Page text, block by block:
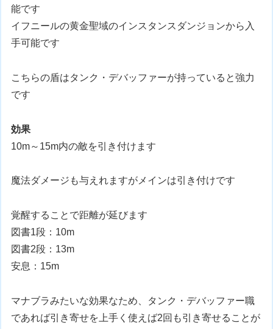
能です
イフニールの黄金聖域のインスタンスダンジョンから入
手可能です
こちらの盾はタンク・デバッファーが持っていると強力
です
効果
10m～15m内の敵を引き付けます
魔法ダメージも与えれますがメインは引き付けです
覚醒することで距離が延びます
図書1段：10m
図書2段：13m
安息：15m
マナブラみたいな効果なため、タンク・デバッファー職
であれば引き寄せを上手く使えば2回も引き寄せることが